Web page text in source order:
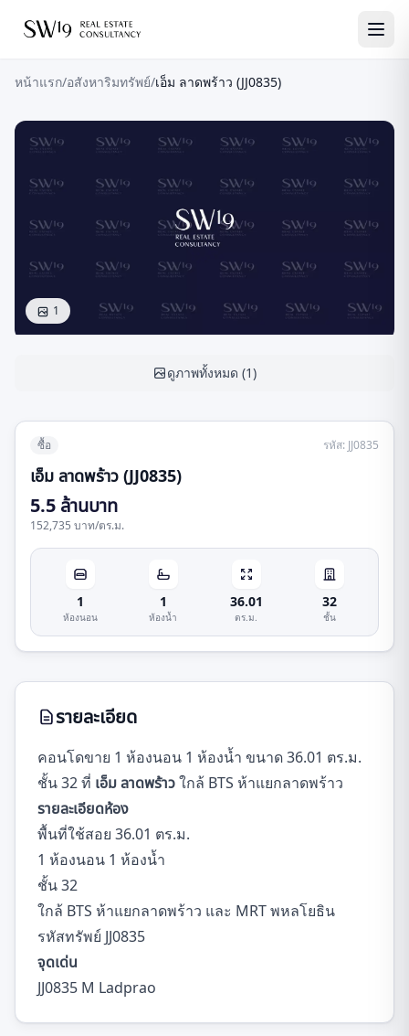
หน้าแรก/อสังหาริมทรัพย์/เอ็ม ลาดพร้าว (JJ0835)
1
ดูภาพทั้งหมด (1)
ซื้อ รหัส: JJ0835
เอ็ม ลาดพร้าว (JJ0835)
5.5 ล้านบาท
152,735 บาท/ตร.ม.
1
ห้องนอน
1
ห้องน้ำ
36.01
ตร.ม.
32
ชั้น
รายละเอียด
คอนโดขาย 1 ห้องนอน 1 ห้องน้ำ ขนาด 36.01 ตร.ม.
ชั้น 32 ที่ เอ็ม ลาดพร้าวใกล้ BTS ห้าแยกลาดพร้าว
รายละเอียดห้อง
พื้นที่ใช้สอย 36.01 ตร.ม.
1 ห้องนอน 1 ห้องน้ำ
ชั้น 32
ใกล้ BTS ห้าแยกลาดพร้าว และ MRT พหลโยธิน
รหัสทรัพย์ JJ0835
จุดเด่น
JJ0835 M Ladprao